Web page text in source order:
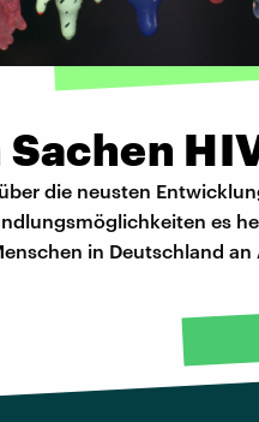
Sachen
die neusten
es
in Deutschland an